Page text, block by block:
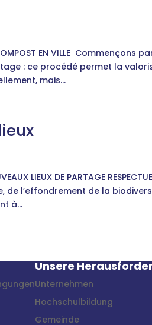
EN VILLE Commençons
: ce procédé permet la
mais...
LIEUX DE PARTAGE
de l’effondrement de la
à...
Unsere
Unternehmen
Hochschulbildung
Gemeinde